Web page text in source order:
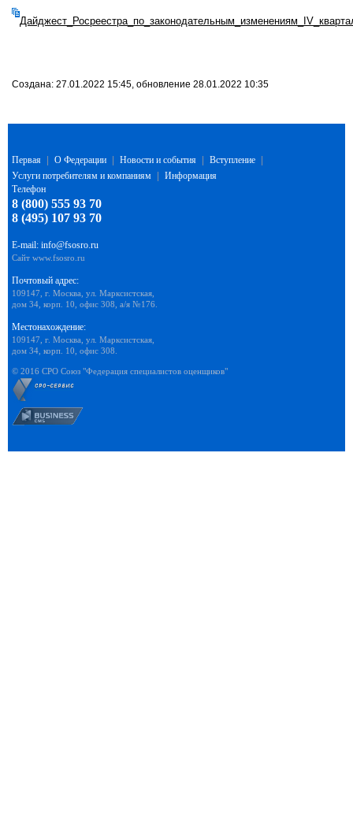
Создана: 27.01.2022 15:45, обновление 28.01.2022 10:35
Первая О Федерации Новости и события Вступление
Услуги потребителям и компаниям
Информация
Телефон
8 (800) 555 93 70
8 (495) 107 93 70
E-mail: info@fsosro.ru
Сайт www.fsosro.ru
Почтовый адрес:
109147, г. Москва, ул. Марксистская,
дом 34, корп. 10, офис 308, а/я №176.
Местонахождение:
109147, г. Москва, ул. Марксистская,
дом 34, корп. 10, офис 308.
© 2016 СРО Союз "Федерация специалистов оценщиков"